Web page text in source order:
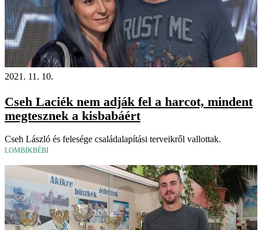
2021. 11. 10.
Cseh Laciék nem adják fel a harcot, mindent
megtesznek a kisbabáért
Cseh László és felesége családalapítási terveikről vallottak.
LOMBIKBÉBI